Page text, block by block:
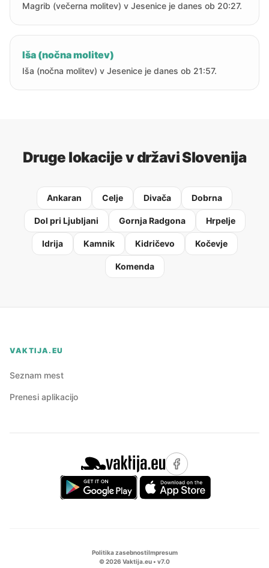
Magrib (večerna molitev) v Jesenice je danes ob 20:27.
Iša (nočna molitev)
Iša (nočna molitev) v Jesenice je danes ob 21:57.
Druge lokacije v državi Slovenija
Ankaran Celje Divača Dobrna
Dol pri Ljubljani Gornja Radgona Hrpelje
Idrija Kamnik Kidričevo Kočevje
Komenda
VAKTIJA.EU
Seznam mest
Prenesi aplikacijo
Politika zasebnostiImpresum
©2026 Vaktija.eu • v7.0